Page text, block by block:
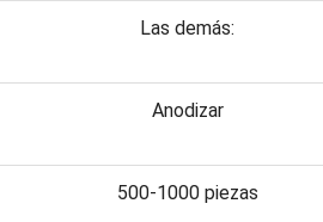
Las demás:
Anodizar
500-1000 piezas